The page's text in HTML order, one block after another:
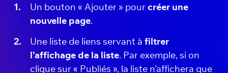
Un bouton « Ajouter » pourcréer une
nouvelle page.
Une liste de liens servant àfiltrer
l’affichage de la liste. Par exemple, si on
clique sur « Publiés », la liste n’affichera que